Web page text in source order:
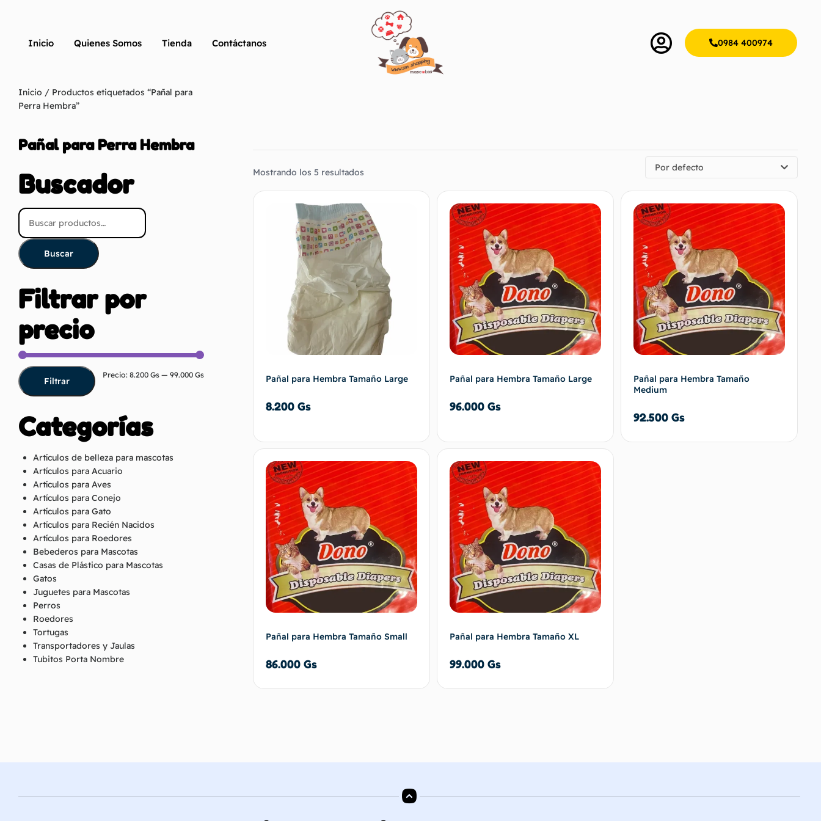
Inicio Quienes Somos Tienda Contáctanos 0984 400974
Inicio / Productos etiquetados “Pañal para
Perra Hembra”
Pañal para Perra Hembra
Buscador
Buscar
Filtrar por
precio
Filtrar
Precio: 8.200 Gs — 99.000 Gs
Categorías
Artículos de belleza para mascotas
Artículos para Acuario
Artículos para Aves
Artículos para Conejo
Artículos para Gato
Artículos para Recién Nacidos
Artículos para Roedores
Bebederos para Mascotas
Casas de Plástico para Mascotas
Gatos
Juguetes para Mascotas
Perros
Roedores
Tortugas
Transportadores y Jaulas
Tubitos Porta Nombre
Mostrando los 5 resultados Por defecto
Pañal para Hembra Tamaño Large
8.200 Gs
Añadir al carrito
Pañal para Hembra Tamaño Large
96.000 Gs
Añadir al carrito
Pañal para Hembra Tamaño
Medium
92.500 Gs
Pañal para Hembra Tamaño Small
86.000 Gs
Pañal para Hembra Tamaño XL
99.000 Gs